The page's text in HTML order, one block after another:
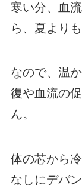
寒い分、血
ら、夏より
なので、温
復や血流の
ん。
体の芯から
なしにデバ